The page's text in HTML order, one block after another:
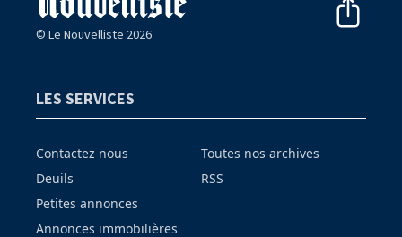
© Le Nouvelliste 2026
LES SERVICES
Contactez nous
Deuils
Petites annonces
Annonces immobilières
Toutes nos archives
RSS